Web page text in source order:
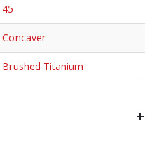
45
Concaver
Brushed Titanium